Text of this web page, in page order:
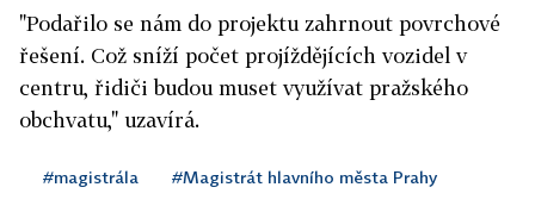
"Podařilo se nám do projektu zahrnout povrchové
řešení. Což sníží počet projíždějících vozidel v
centru, řidiči budou muset využívat pražského
obchvatu," uzavírá.
#magistrála #Magistrát hlavního města Prahy